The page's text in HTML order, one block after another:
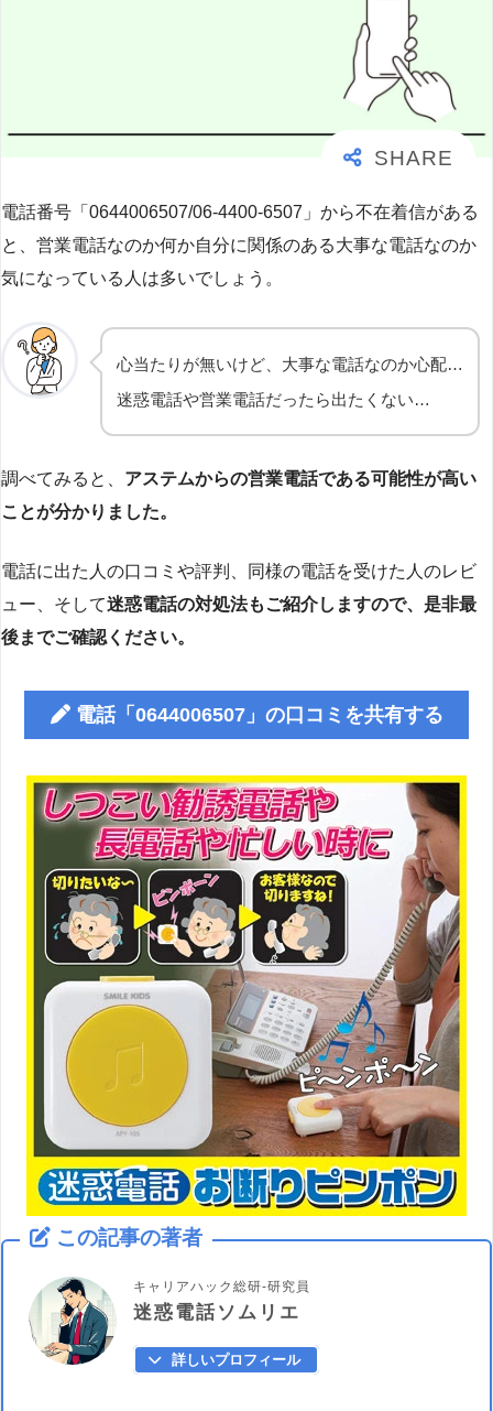
電話番号「0644006507/06-4400-6507」から不在着信がある
と、営業電話なのか何か自分に関係のある大事な電話なのか
気になっている人は多いでしょう。
心当たりが無いけど、大事な電話なのか心配…
迷惑電話や営業電話だったら出たくない…
調べてみると、 アステムからの営業電話である可能性が高い
ことが分かりました。
電話に出た人の口コミや評判、同様の電話を受けた人のレビ
ュー、そして迷惑電話の対処法もご紹介しますので、是非最
後までご確認ください。
電話「0644006507」の口コミを共有する
この記事の著者
キャリアハック総研-研究員
迷惑電話ソムリエ
詳しいプロフィール